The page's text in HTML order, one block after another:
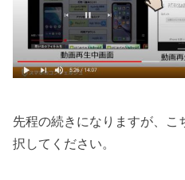
先程の続きになりますが、こ
択してください。